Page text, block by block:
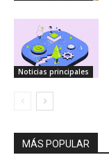
Noticias principales
MÁS POPULAR